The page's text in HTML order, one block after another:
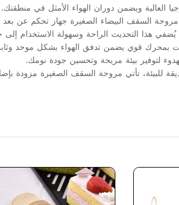
العالية ويضمن دوران الهواء الأمثل في منطقتك.
السقف البيضاء الصغيرة جهاز تحكم عن
هذا التحديث الراحة وسهولة الاستخدام إلى
بمحرك قوي يضمن تدفق الهواء بشكل موحد
لتوفير بيئة مريحة وتحسين جودة نومك.
للبيئة، تأتي مروحة السقف الصغيرة مزودة